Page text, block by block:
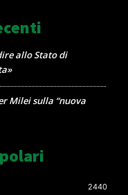
allo Stato di
Milei sulla “nuova
2440